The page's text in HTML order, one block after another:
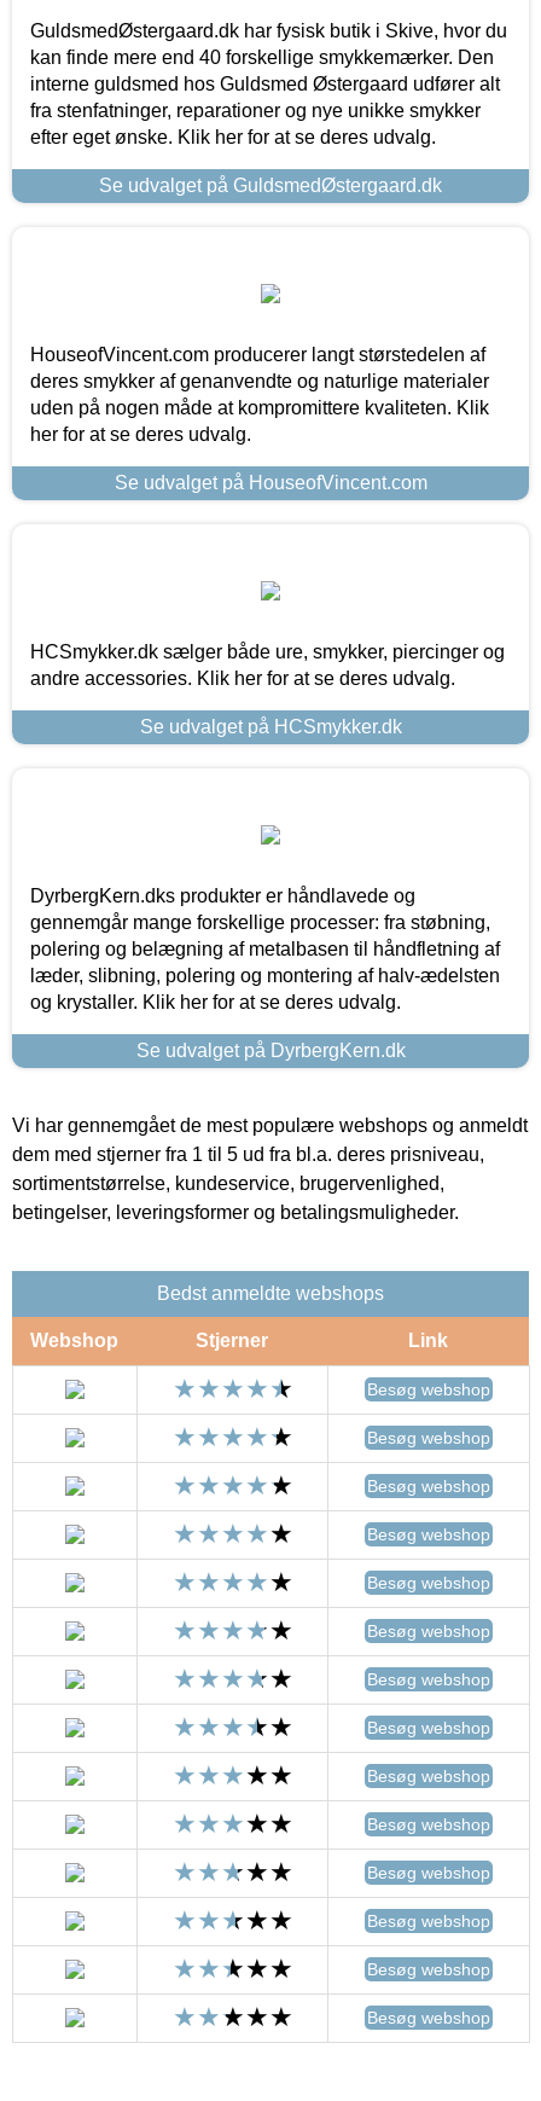
GuldsmedØstergaard.dk har fysisk butik i Skive, hvor du
kan finde mere end 40 forskellige smykkemærker. Den
interne guldsmed hos Guldsmed Østergaard udfører alt
fra stenfatninger, reparationer og nye unikke smykker
efter eget ønske. Klik her for at se deres udvalg.
Se udvalget på GuldsmedØstergaard.dk
HouseofVincent.com producerer langt størstedelen af
deres smykker af genanvendte og naturlige materialer
uden på nogen måde at kompromittere kvaliteten. Klik
her for at se deres udvalg.
Se udvalget på HouseofVincent.com
HCSmykker.dk sælger både ure, smykker, piercinger og
andre accessories. Klik her for at se deres udvalg.
Se udvalget på HCSmykker.dk
DyrbergKern.dks produkter er håndlavede og
gennemgår mange forskellige processer: fra støbning,
polering og belægning af metalbasen til håndfletning af
læder, slibning, polering og montering af halv-ædelsten
og krystaller. Klik her for at se deres udvalg.
Se udvalget på DyrbergKern.dk
Vi har gennemgået de mest populære webshops og anmeldt
dem med stjerner fra 1 til 5 ud fra bl.a. deres prisniveau,
sortimentstørrelse, kundeservice, brugervenlighed,
betingelser, leveringsformer og betalingsmuligheder.
Bedst anmeldte webshops
Webshop Stjerner Link
Besøg webshop
Besøg webshop
Besøg webshop
Besøg webshop
Besøg webshop
Besøg webshop
Besøg webshop
Besøg webshop
Besøg webshop
Besøg webshop
Besøg webshop
Besøg webshop
Besøg webshop
Besøg webshop